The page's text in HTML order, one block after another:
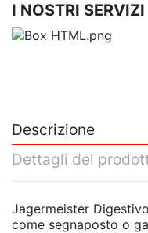
I NOSTRI SERVIZI
Descrizione
Dettagli del
Jagermeister
come segnaposto o